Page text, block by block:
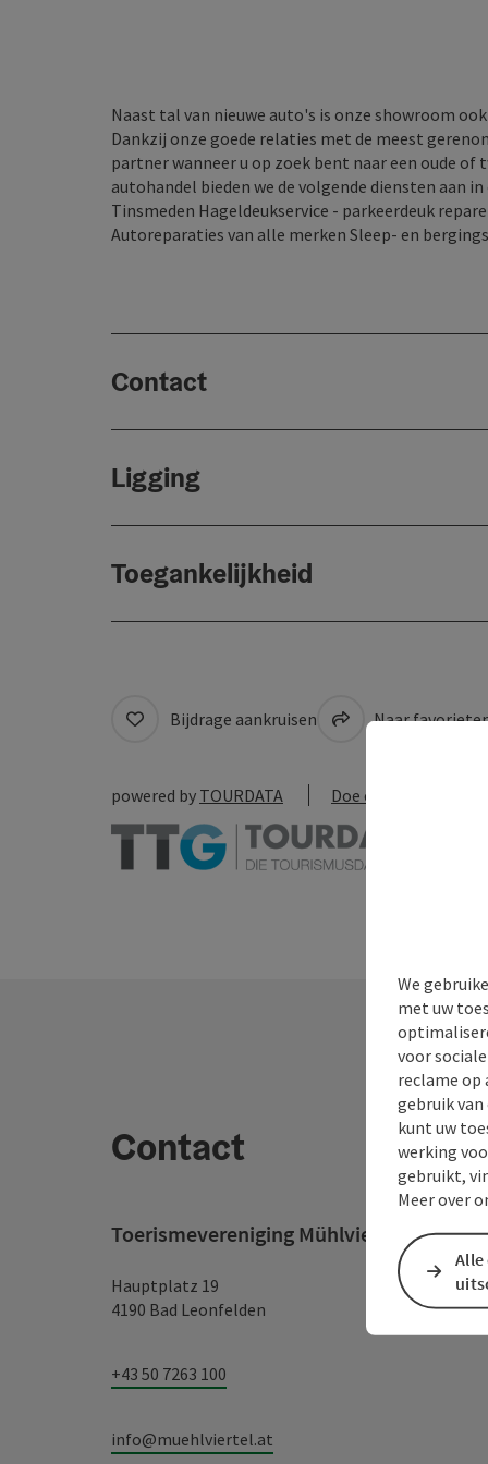
Naast tal van nieuwe auto's is onze showroom
Dankzij onze goede relaties met de meest
partner wanneer u op zoek bent naar een oude of
autohandel bieden we de volgende diensten aan
Tinsmeden Hageldeukservice - parkeerdeuk
Autoreparaties van alle merken Sleep- en
Contact
Ligging
Toegankelijkheid
Bijdrage aankruisen Naar
powered by TOURDATA Doe een suggestie
Contact
Toerismevereniging Mühlviertel
Hauptplatz 19
4190 Bad Leonfelden
+43 50 7263 100
info@muehlviertel.at
We
met uw
voor
reclame op
gebruik
kunt uw
werking
gebruikt,
Meer over
Alle